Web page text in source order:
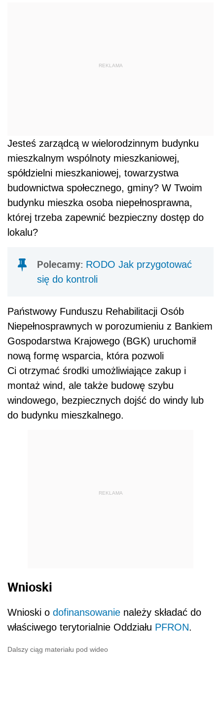
REKLAMA
Jesteś zarządcą w wielorodzinnym budynku
mieszkalnym wspólnoty mieszkaniowej,
spółdzielni mieszkaniowej, towarzystwa
budownictwa społecznego, gminy? W Twoim
budynku mieszka osoba niepełnosprawna,
której trzeba zapewnić bezpieczny dostęp do
lokalu?
Polecamy: RODO Jak przygotować
się do kontroli
Państwowy Funduszu Rehabilitacji Osób
Niepełnosprawnych w porozumieniu z Bankiem
Gospodarstwa Krajowego (BGK) uruchomił
nową formę wsparcia, która pozwoli
Ci otrzymać środki umożliwiające zakup i
montaż wind, ale także budowę szybu
windowego, bezpiecznych dojść do windy lub
do budynku mieszkalnego.
REKLAMA
Wnioski
Wnioski o dofinansowanie należy składać do
właściwego terytorialnie Oddziału PFRON.
Dalszy ciąg materiału pod wideo